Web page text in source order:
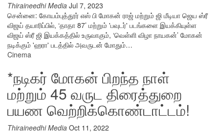
Thiraineedhi Media Jul 7, 2023
சென்னை: கோயம்புத்தூர் எஸ் பி மோகன் ராஜ் மற்றும் ஜி மீடியா ஜெய ஸ்ரீ
விஜய் தயாரிப்பில், ‘தாதா 87’ மற்றும் 'பவுடர்' படங்களை இயக்கியுள்ள
விஜய் ஸ்ரீ ஜி இயக்கத்தில் உருவாகும், ‘வெள்ளி விழா நாயகன்’ மோகன்
நடிக்கும் 'ஹரா' படத்தில் அவருடன் மோதும்…
Cinema
*நடிகர் மோகன் பிறந்த நாள்
மற்றும் 45 வருட திரைத்துறை
பயண வெற்றிக்கொண்டாட்டம்!
Thiraineedhi Media Oct 11, 2022